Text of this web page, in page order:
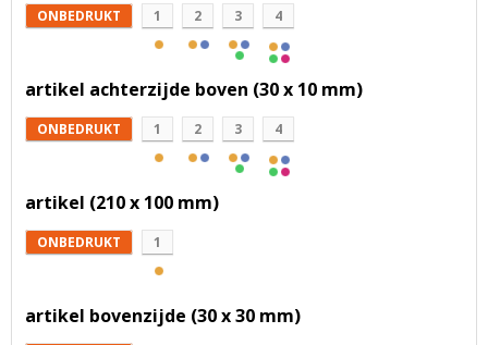
ONBEDRUKT 1 2 3 4
artikel achterzijde boven (30 x 10 mm)
ONBEDRUKT 1 2 3 4
artikel (210 x 100 mm)
ONBEDRUKT 1
artikel bovenzijde (30 x 30 mm)